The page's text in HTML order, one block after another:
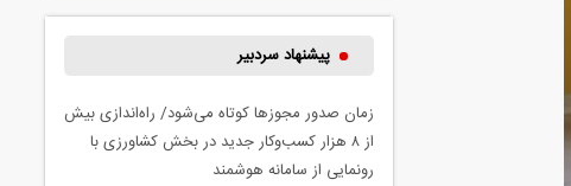
پیشنهاد سردبیر
زمان صدور مجوزها کوتاه می‌شود/ راه‌اندازی بیش
از ۸ هزار کسب‌وکار جدید در بخش کشاورزی با
رونمایی از سامانه هوشمند